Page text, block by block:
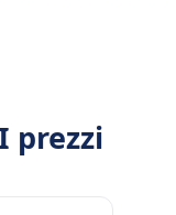
prezzi